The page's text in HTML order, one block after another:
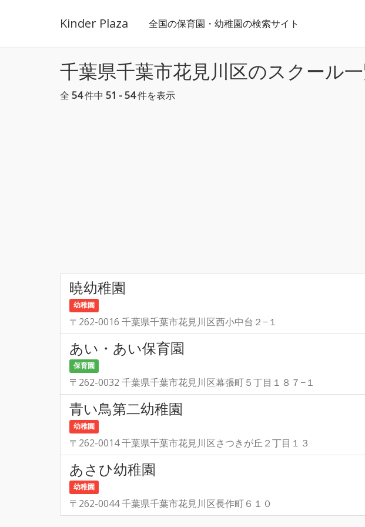
Kinder Plaza 全国の保育園・幼稚園の検索サイト
千葉県千葉市花見川区のスクール
全 54件中 51 - 54件を表示
暁幼稚園
幼稚園
〒262-0016 千葉県千葉市花見川区西小中台２−１
あい・あい保育園
保育園
〒262-0032 千葉県千葉市花見川区幕張町５丁目１８７−１
青い鳥第二幼稚園
幼稚園
〒262-0014 千葉県千葉市花見川区さつきが丘２丁目１３
あさひ幼稚園
幼稚園
〒262-0044 千葉県千葉市花見川区長作町６１０